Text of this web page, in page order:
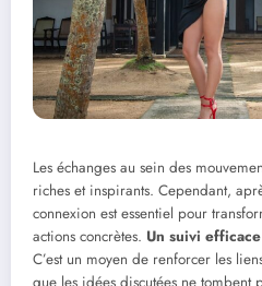
Les échanges au sein des
riches et inspirants. Cependant,
connexion est essentiel pour
actions concrètes. Un suivi efficace
C’est un moyen de renforcer les